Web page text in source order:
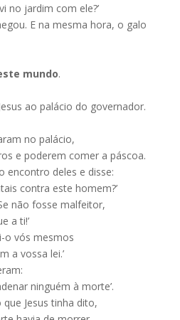
no jardim com ele?’
E na mesma hora, o galo
mundo.
ao palácio do governador.
no palácio,
e poderem comer a páscoa.
encontro deles e disse:
contra este homem?’
não fosse malfeitor,
a ti!’
o vós mesmos
a vossa lei.’
ninguém à morte’.
Jesus tinha dito,